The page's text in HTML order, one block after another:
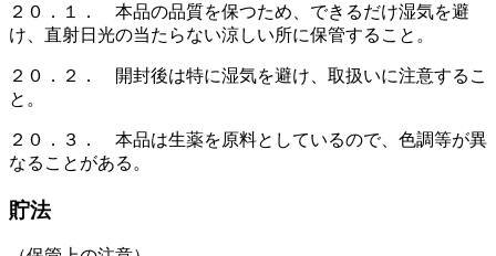
２０．１． 本品の品質を保つため、できるだけ湿気を避
け、直射日光の当たらない涼しい所に保管すること。
２０．２． 開封後は特に湿気を避け、取扱いに注意するこ
と。
２０．３． 本品は生薬を原料としているので、色調等が異
なることがある。
貯法